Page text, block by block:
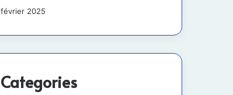
février 2025
Categories